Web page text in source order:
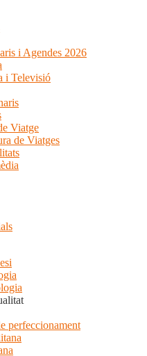
i Agendes 2026
i Televisió
Viatge
de Viatges
perfeccionament